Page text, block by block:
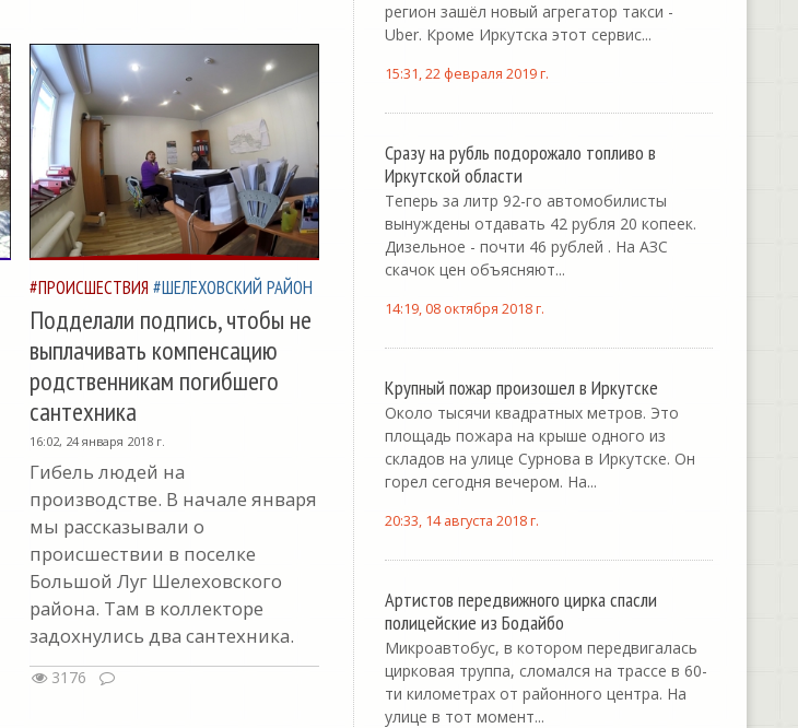
#ПРОИСШЕСТВИЯ #ШЕЛЕХОВСКИЙ РАЙОН
Подделали подпись, чтобы не
выплачивать компенсацию
родственникам погибшего
сантехника
16:02, 24 января 2018 г.
Гибель людей на
производстве. В начале января
мы рассказывали о
происшествии в поселке
Большой Луг Шелеховского
района. Там в коллекторе
задохнулись два сантехника.
3176
регион зашёл новый агрегатор такси -
Uber. Кроме Иркутска этот сервис...
15:31, 22 февраля 2019 г.
Сразу на рубль подорожало топливо в
Иркутской области
Теперь за литр 92-го автомобилисты
вынуждены отдавать 42 рубля 20 копеек.
Дизельное - почти 46 рублей . На АЗС
скачок цен объясняют...
14:19, 08 октября 2018 г.
Крупный пожар произошел в Иркутске
Около тысячи квадратных метров. Это
площадь пожара на крыше одного из
складов на улице Сурнова в Иркутске. Он
горел сегодня вечером. На...
20:33, 14 августа 2018 г.
Артистов передвижного цирка спасли
полицейские из Бодайбо
Микроавтобус, в котором передвигалась
цирковая труппа, сломался на трассе в 60-
ти километрах от районного центра. На
улице в тот момент...